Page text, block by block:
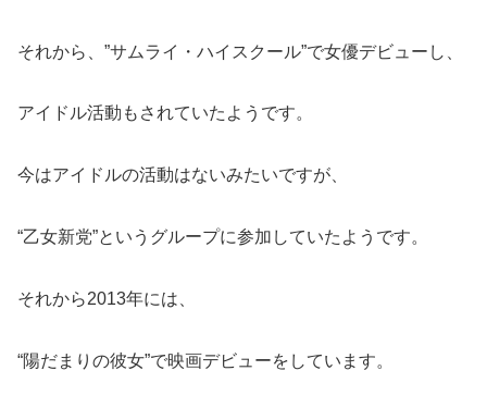
それから、”サムライ・ハイスクール”で女優デビューし、
アイドル活動もされていたようです。
今はアイドルの活動はないみたいですが、
“乙女新党”というグループに参加していたようです。
それから2013年には、
“陽だまりの彼女”で映画デビューをしています。